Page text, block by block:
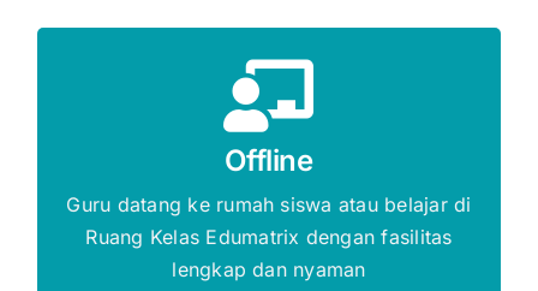
Offline
Guru datang ke rumah siswa atau belajar di
Ruang Kelas Edumatrix dengan fasilitas
lengkap dan nyaman
Gratis Biaya Pendaftaran
DAFTAR SEKARANG